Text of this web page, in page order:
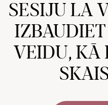
SESIJU LA
VEIDU, KĀ